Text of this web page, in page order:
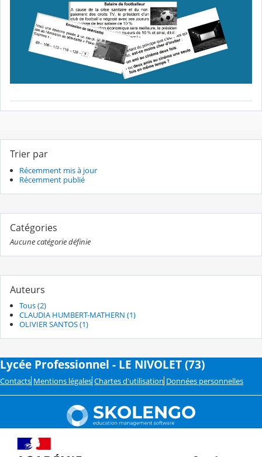
Trier par
Récemment mis à jour
Récemment publié
Catégories
Aucune catégorie définie
Auteurs
Tous (2)
CLAUDIA HUMBERT-MATHERN (1)
OLIVIER SANTOS (1)
Lycée Professionnel - LE NIVOLET (73)
Contacts Mentions légales Chartes d'utilisation Données personnelles